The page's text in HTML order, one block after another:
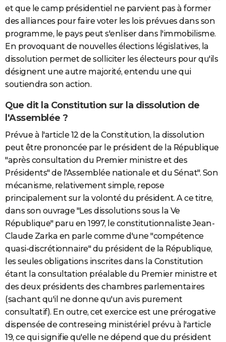
et que le camp présidentiel ne parvient pas à former
des alliances pour faire voter les lois prévues dans son
programme, le pays peut s'enliser dans l'immobilisme.
En provoquant de nouvelles élections législatives, la
dissolution permet de solliciter les électeurs pour qu'ils
désignent une autre majorité, entendu une qui
soutiendra son action.
Que dit la Constitution sur la dissolution de
l'Assemblée ?
Prévue à l'article 12 de la Constitution, la dissolution
peut être prononcée par le président de la République
"après consultation du Premier ministre et des
Présidents" de l'Assemblée nationale et du Sénat". Son
mécanisme, relativement simple, repose
principalement sur la volonté du président. A ce titre,
dans son ouvrage "Les dissolutions sous la Ve
République" paru en 1997, le constitutionnaliste Jean-
Claude Zarka en parle comme d'une "compétence
quasi-discrétionnaire" du président de la République,
les seules obligations inscrites dans la Constitution
étant la consultation préalable du Premier ministre et
des deux présidents des chambres parlementaires
(sachant qu'il ne donne qu'un avis purement
consultatif). En outre, cet exercice est une prérogative
dispensée de contreseing ministériel prévu à l'article
19, ce qui signifie qu'elle ne dépend que du président